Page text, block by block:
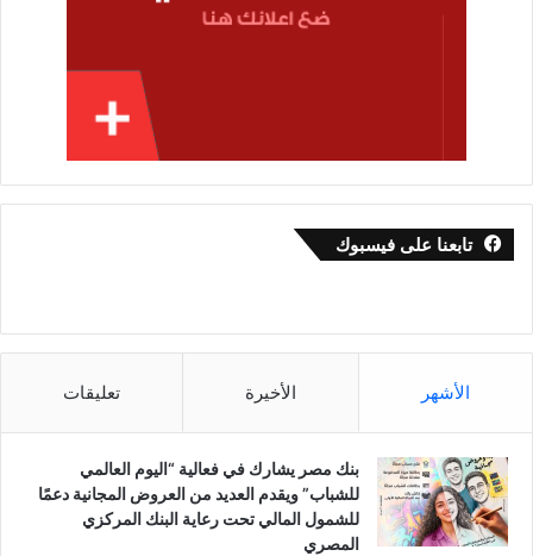
تابعنا على فيسبوك
الأشهر الأخيرة تعليقات
بنك مصر يشارك في فعالية “اليوم العالمي
للشباب” ويقدم العديد من العروض المجانية دعمًا
للشمول المالي تحت رعاية البنك المركزي
المصري